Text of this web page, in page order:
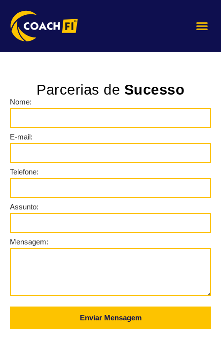
Parcerias de Sucesso
Nome:
E-mail:
Telefone:
Assunto:
Mensagem:
Enviar Mensagem